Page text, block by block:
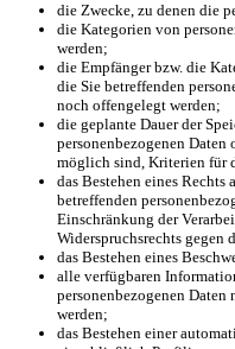
die Zwecke, zu denen die
die Kategorien von
werden;
die Empfänger bzw. die
die Sie betreffenden
noch offengelegt werden;
die geplante Dauer der
personenbezogenen
möglich sind, Kriterien für
das Bestehen eines
betreffenden
Einschränkung der
Widerspruchsrechts gegen
das Bestehen eines
alle verfügbaren
personenbezogenen Daten
werden;
das Bestehen einer